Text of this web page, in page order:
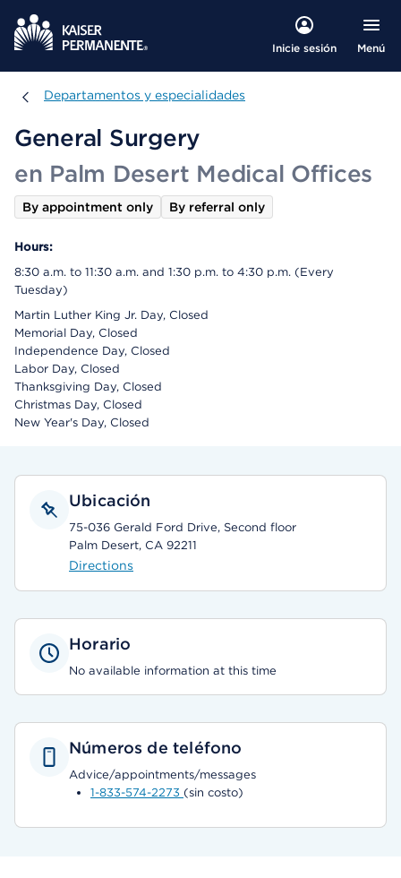
Inicie sesión Menú
Departamentos y especialidades
Departamentos y especialidades
General Surgery
en Palm Desert Medical Offices
By appointment only By referral only
Hours:
8:30 a.m. to 11:30 a.m. and 1:30 p.m. to 4:30 p.m. (Every
Tuesday)
Martin Luther King Jr. Day, Closed
Memorial Day, Closed
Independence Day, Closed
Labor Day, Closed
Thanksgiving Day, Closed
Christmas Day, Closed
New Year's Day, Closed
Ubicación
75-036 Gerald Ford Drive, Second floor
Palm Desert, CA 92211
Directions
Horario
No available information at this time
Números de teléfono
Advice/appointments/messages
1-833-574-2273 (sin costo)